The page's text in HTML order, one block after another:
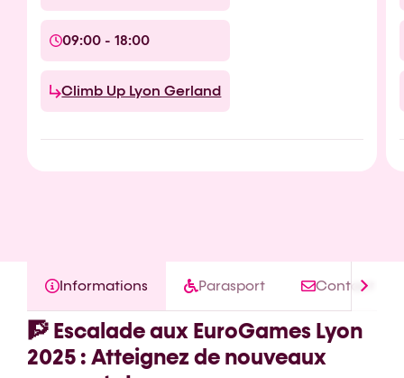
09:00 - 18:00
Climb Up Lyon Gerland
Informations Parasport Contact
🧗 Escalade aux EuroGames Lyon
2025 : Atteignez de nouveaux